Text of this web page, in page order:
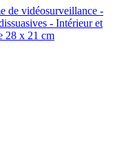
de vidéosurveillance -
- Intérieur et
28 x 21 cm